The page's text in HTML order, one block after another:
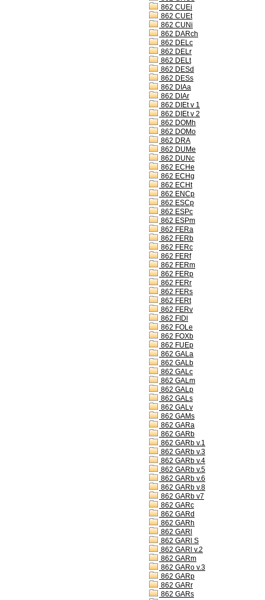
862 CUEi
862 CUEt
862 CUNi
862 DARch
862 DELc
862 DELr
862 DELt
862 DESd
862 DESs
862 DIAa
862 DIAr
862 DIEt v 1
862 DIEt v 2
862 DOMh
862 DOMo
862 DRA
862 DUMe
862 DUNc
862 ECHe
862 ECHg
862 ECHt
862 ENCp
862 ESCp
862 ESPc
862 ESPm
862 FERa
862 FERb
862 FERc
862 FERf
862 FERm
862 FERp
862 FERr
862 FERs
862 FERt
862 FERv
862 FIDl
862 FOLe
862 FOXb
862 FUEp
862 GALa
862 GALb
862 GALc
862 GALm
862 GALp
862 GALs
862 GALv
862 GAMs
862 GARa
862 GARb
862 GARb v.1
862 GARb v.3
862 GARb v.4
862 GARb v.5
862 GARb v.6
862 GARb v.8
862 GARb v7
862 GARc
862 GARd
862 GARh
862 GARl
862 GARl S
862 GARl v.2
862 GARm
862 GARo v.3
862 GARp
862 GARr
862 GARs